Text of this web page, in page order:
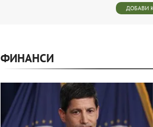
ДОБАВИ
ФИНАНСИ